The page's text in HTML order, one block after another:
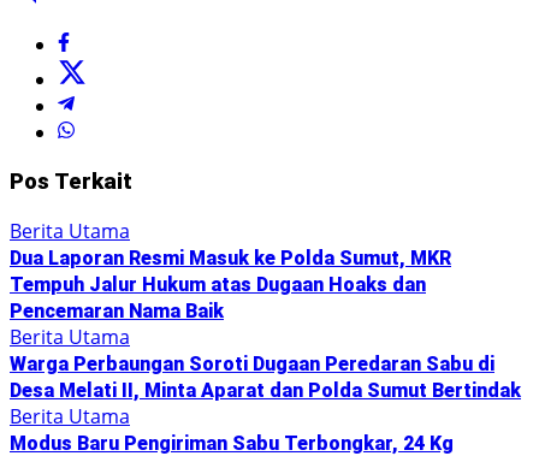
Pos Terkait
Berita Utama
Dua Laporan Resmi Masuk ke Polda Sumut, MKR
Tempuh Jalur Hukum atas Dugaan Hoaks dan
Pencemaran Nama Baik
Berita Utama
Warga Perbaungan Soroti Dugaan Peredaran Sabu di
Desa Melati II, Minta Aparat dan Polda Sumut Bertindak
Berita Utama
Modus Baru Pengiriman Sabu Terbongkar, 24 Kg